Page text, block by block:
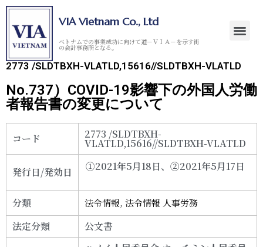
VIA Vietnam Co., Ltd
ベトナムでの事業成功に向けて道－ＶＩＡ－を示す街
の会計事務所となる。
2773 /SLDTBXH-VLATLD,15616//SLDTBXH-VLATLD
No.737）COVID-19影響下の外国人労働
者報告書の変更について
コード 2773 /SLDTBXH-
VLATLD,15616//SLDTBXH-VLATLD
発行日/発効日 ①2021年5月18日、②2021年5月17日
分類 法令情報,法令情報 人事労務
法定分類
公文書